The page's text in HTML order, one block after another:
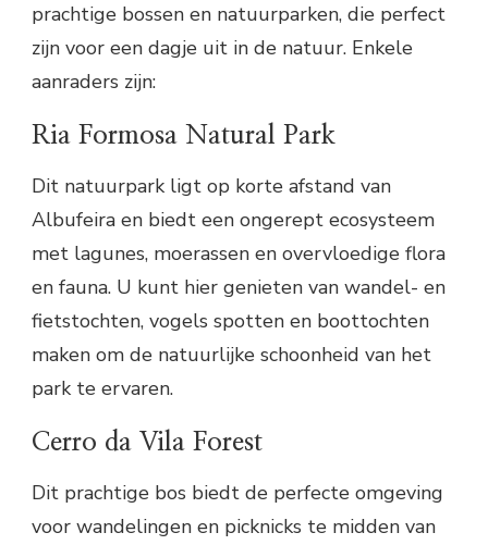
prachtige bossen en natuurparken, die perfect
zijn voor een dagje uit in de natuur. Enkele
aanraders zijn:
Ria Formosa Natural Park
Dit natuurpark ligt op korte afstand van
Albufeira en biedt een ongerept ecosysteem
met lagunes, moerassen en overvloedige flora
en fauna. U kunt hier genieten van wandel- en
fietstochten, vogels spotten en boottochten
maken om de natuurlijke schoonheid van het
park te ervaren.
Cerro da Vila Forest
Dit prachtige bos biedt de perfecte omgeving
voor wandelingen en picknicks te midden van